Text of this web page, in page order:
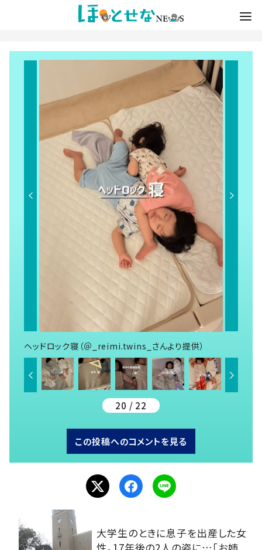
ヘッドロック寝（＠_reimi.twins_さんより提供）
20 / 22
この投稿へのコメントを見る
大学生のときに息子を出産した女